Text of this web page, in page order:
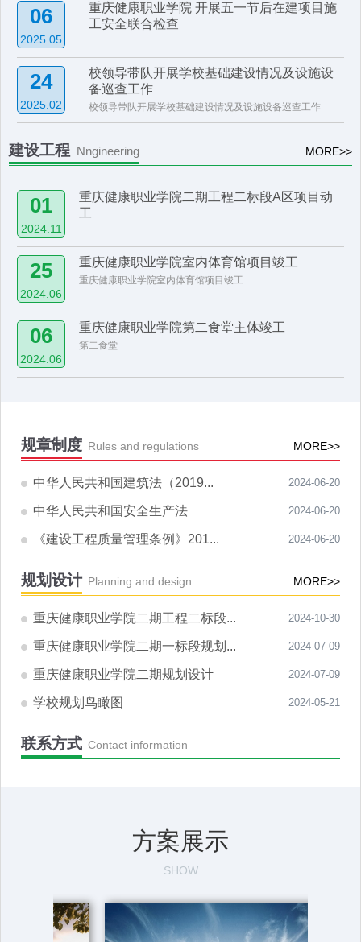
06
2025.05
重庆健康职业学院 开展五一节后在建项目施
工安全联合检查
24
2025.02
校领导带队开展学校基础建设情况及设施设
备巡查工作
校领导带队开展学校基础建设情况及设施设备巡查工作
建设工程 Nngineering MORE>>
01
2024.11
重庆健康职业学院二期工程二标段A区项目动
工
25
2024.06
​重庆健康职业学院室内体育馆项目竣工
​重庆健康职业学院室内体育馆项目竣工
06
2024.06
重庆健康职业学院第二食堂主体竣工
第二食堂
规章制度 Rules and regulations MORE>>
中华人民共和国建筑法（2019... 2024-06-20
中华人民共和国安全生产法 2024-06-20
《建设工程质量管理条例》201... 2024-06-20
规划设计 Planning and design MORE>>
重庆健康职业学院二期工程二标段... 2024-10-30
重庆健康职业学院二期一标段规划... 2024-07-09
重庆健康职业学院二期规划设计 2024-07-09
学校规划鸟瞰图 2024-05-21
联系方式 Contact information
方案展示
SHOW